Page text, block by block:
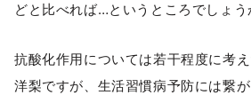
どと比べれば…というところでしょう
抗酸化作用については若干程度に考
洋梨ですが、生活習慣病予防には繋